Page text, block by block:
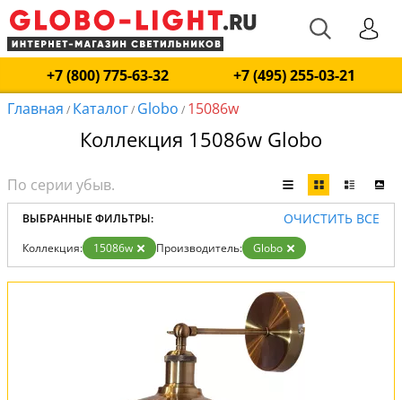
+7 (800) 775-63-32
+7 (495) 255-03-21
Главная / Каталог/ Globo / 15086w
Коллекция 15086w Globo
ВЫБРАННЫЕ ФИЛЬТРЫ: ОЧИСТИТЬ ВСЕ
Коллекция: 15086w Производитель: Globo